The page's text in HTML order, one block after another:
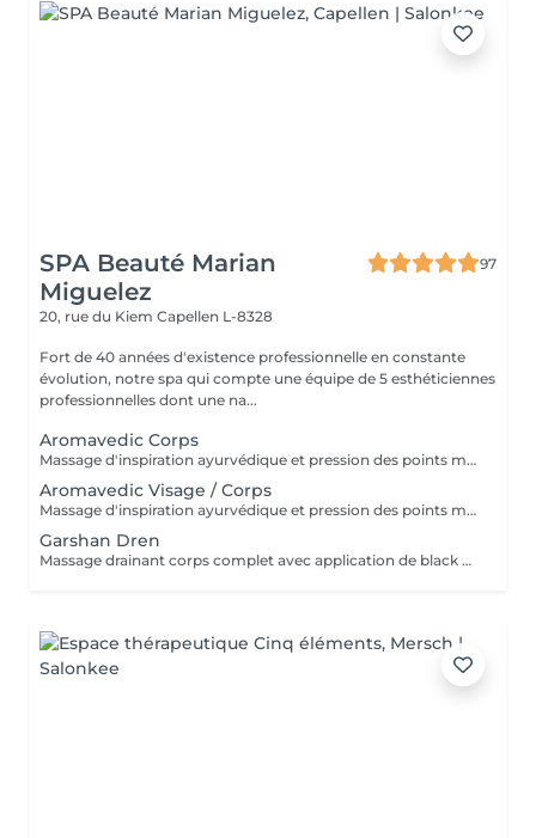
SPA Beauté Marian
Miguelez
97
20, rue du Kiem Capellen L-8328
Fort de 40 années d'existence professionnelle en constante
évolution, notre spa qui compte une équipe de 5 esthéticiennes
professionnelles dont une na...
Aromavedic Corps
Massage d'inspiration ayurvédique et pression des points marmas selon votre dosha (vata, pitta, kapha), tant avec les couleurs que les parfums et le choix des huiles. Une tisane vous sera servie après le soin.
Aromavedic Visage / Corps
Massage d'inspiration ayurvédique et pression des points marmas selon votre dosha (vata, pitta, kapha), tant avec les couleurs que les parfums et le choix des huiles. Corps, mini soin visage et cuir chevelu. Une tisane vous sera servie après le soin.
Garshan Dren
Massage drainant corps complet avec application de black mud détox. Idéal pour les tempéraments kapha et les personnes ayant de la rétention de liquides ou de la cellulite liée à cela. Effet jambes légères garanti, soin très relaxant. Une boisson Tisama Lakshmi dren vous sera servie après le soin.